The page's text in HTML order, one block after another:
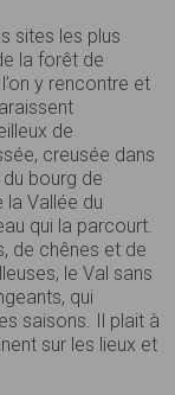
sites les plus
la forêt de
y rencontre et
de
creusée dans
bourg de
Vallée du
qui la parcourt.
de chênes et de
le Val sans
qui
saisons. Il plait à
sur les lieux et